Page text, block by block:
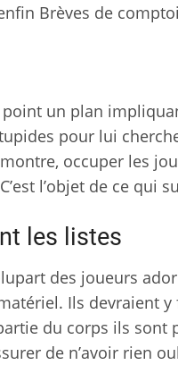
Brèves de
un plan
pour lui
occuper les
l’objet de ce qui
les listes
des joueurs
Ils devraient
du corps ils sont
de n’avoir rien